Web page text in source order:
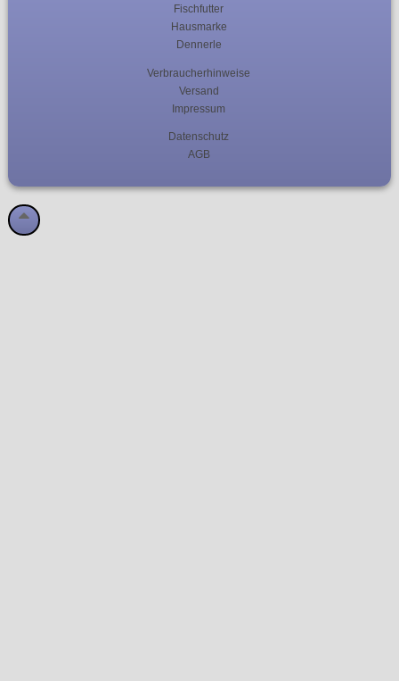
Fischfutter
Hausmarke
Dennerle
Verbraucherhinweise
Versand
Impressum
Datenschutz
AGB